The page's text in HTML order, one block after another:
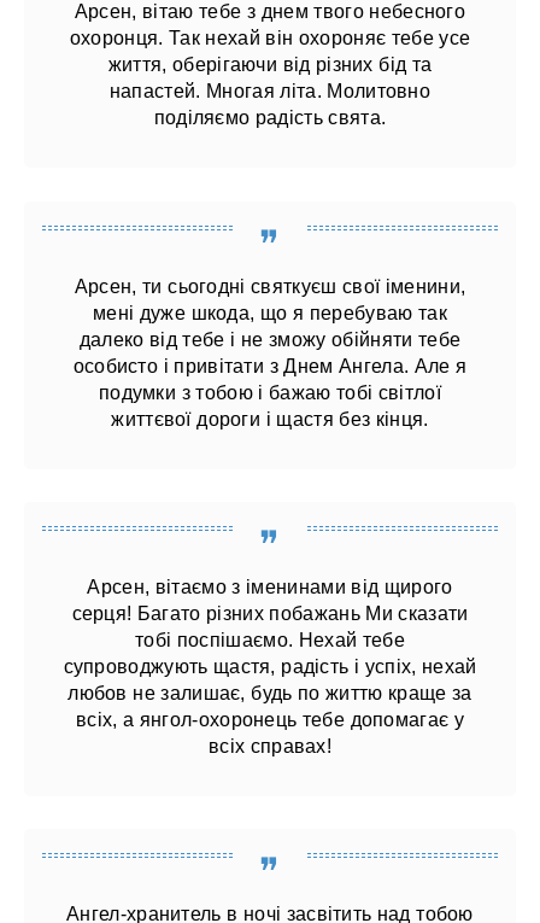
Арсен, вітаю тебе з днем ​​твого небесного
охоронця. Так нехай він охороняє тебе усе
життя, оберігаючи від різних бід та
напастей. Многая літа. Молитовно
поділяємо радість свята.
Арсен, ти сьогодні святкуєш свої іменини,
мені дуже шкода, що я перебуваю так
далеко від тебе і не зможу обійняти тебе
особисто і привітати з Днем Ангела. Але я
подумки з тобою і бажаю тобі світлої
життєвої дороги і щастя без кінця.
Арсен, вітаємо з іменинами від щирого
серця! Багато різних побажань Ми сказати
тобі поспішаємо. Нехай тебе
супроводжують щастя, радість і успіх, нехай
любов не залишає, будь по життю краще за
всіх, а янгол-охоронець тебе допомагає у
всіх справах!
Ангел-хранитель в ночі засвітить над тобою